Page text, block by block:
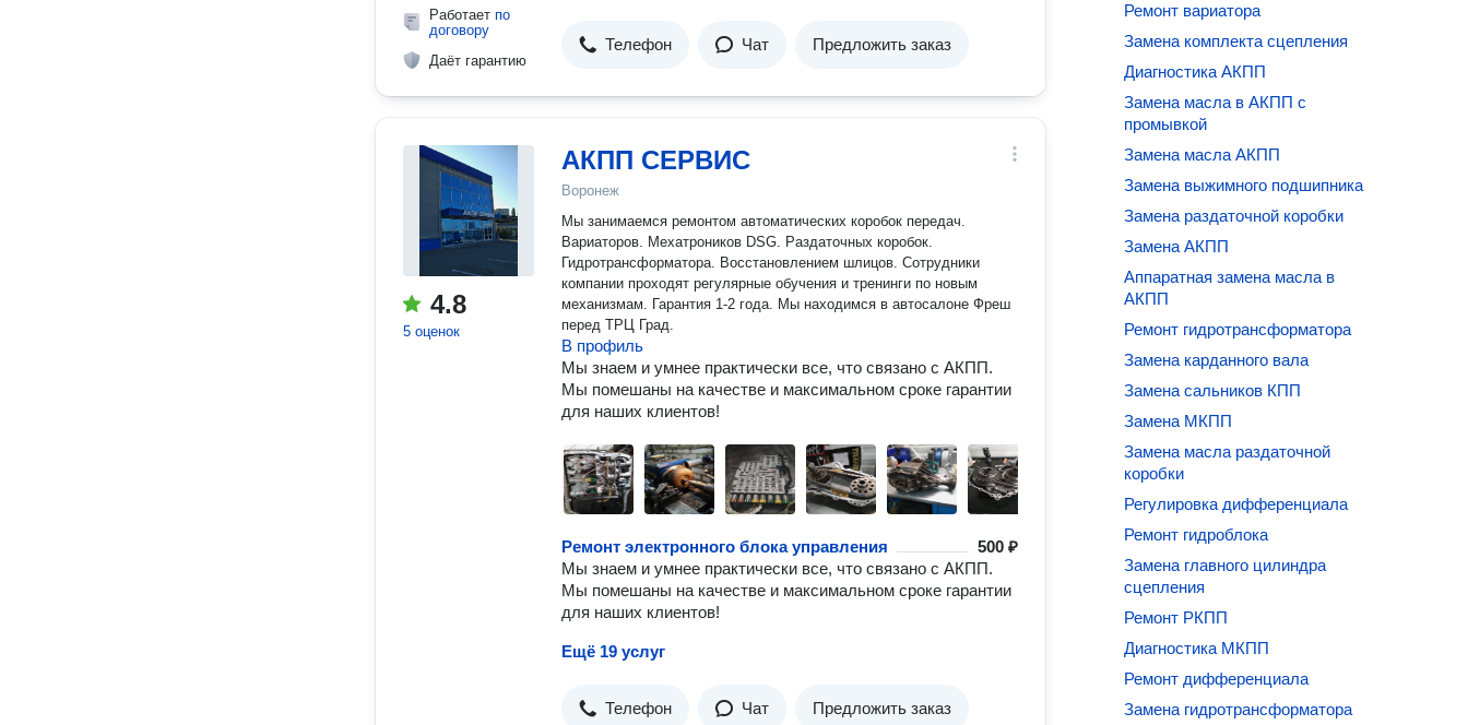
Работает по
договору
Даёт гарантию
Телефон Чат Предложить заказ
4.8
5 оценок
АКПП СЕРВИС
Воронеж
Мы занимаемся ремонтом автоматических коробок передач.
Вариаторов. Мехатроников DSG. Раздаточных коробок.
Гидротрансформатора. Восстановлением шлицов. Сотрудники
компании проходят регулярные обучения и тренинги по новым
механизмам. Гарантия 1-2 года. Мы находимся в автосалоне Фреш
перед ТРЦ Град.
В профиль
Мы знаем и умнее практически все, что связано с АКПП.
Мы помешаны на качестве и максимальном сроке гарантии
для наших клиентов!
Ремонт электронного блока управления
500 ₽
Мы знаем и умнее практически все, что связано с АКПП.
Мы помешаны на качестве и максимальном сроке гарантии
для наших клиентов!
Ещё 19 услуг
Телефон Чат Предложить заказ
Ремонт вариатора
Замена комплекта сцепления
Диагностика АКПП
Замена масла в АКПП с
промывкой
Замена масла АКПП
Замена выжимного подшипника
Замена раздаточной коробки
Замена АКПП
Аппаратная замена масла в
АКПП
Ремонт гидротрансформатора
Замена карданного вала
Замена сальников КПП
Замена МКПП
Замена масла раздаточной
коробки
Регулировка дифференциала
Ремонт гидроблока
Замена главного цилиндра
сцепления
Ремонт РКПП
Диагностика МКПП
Ремонт дифференциала
Замена гидротрансформатора